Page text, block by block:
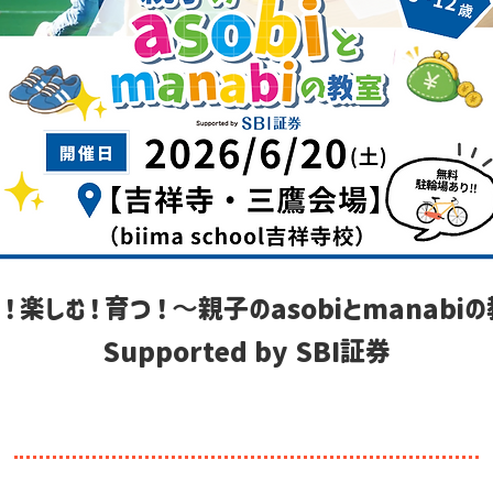
楽しむ！育つ！〜親子のasobiとmanabi
Supported by SBI証券